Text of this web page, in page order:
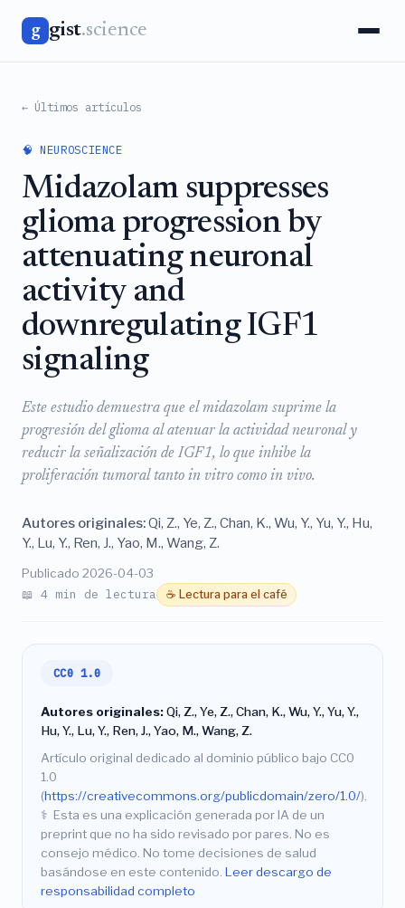
g gist.science
← Últimos artículos
🧠 NEUROSCIENCE
Midazolam suppresses
glioma progression by
attenuating neuronal
activity and
downregulating IGF1
signaling
Este estudio demuestra que el midazolam suprime la
progresión del glioma al atenuar la actividad neuronal y
reducir la señalización de IGF1, lo que inhibe la
proliferación tumoral tanto in vitro como in vivo.
Autores originales:Qi, Z., Ye, Z., Chan, K., Wu, Y., Yu, Y., Hu,
Y., Lu, Y., Ren, J., Yao, M., Wang, Z.
Publicado 2026-04-03
📖 4 min de lectura ☕ Lectura para el café
CC0 1.0
Autores originales:Qi, Z., Ye, Z., Chan, K., Wu, Y., Yu, Y.,
Hu, Y., Lu, Y., Ren, J., Yao, M., Wang, Z.
Artículo original dedicado al dominio público bajo CC0
1.0
(https://creativecommons.org/publicdomain/zero/1.0/).
⚕️ Esta es una explicación generada por IA de un
preprint que no ha sido revisado por pares. No es
consejo médico. No tome decisiones de salud
basándose en este contenido. Leer descargo de
responsabilidad completo